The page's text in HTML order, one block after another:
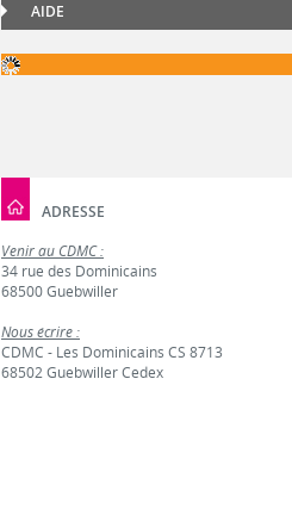
AIDE
ADRESSE
Venir au CDMC :
34 rue des Dominicains
68500 Guebwiller
Nous écrire :
CDMC - Les Dominicains CS 8713
68502 Guebwiller Cedex